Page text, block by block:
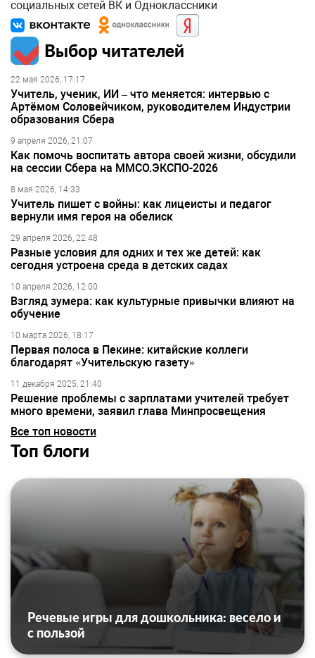
социальных сетей ВК и Одноклассники
Выбор читателей
22 мая 2026, 17:17
Учитель, ученик, ИИ – что меняется: интервью с
Артёмом Соловейчиком, руководителем Индустрии
образования Сбера
9 апреля 2026, 21:07
Как помочь воспитать автора своей жизни, обсудили
на сессии Сбера на ММСО.ЭКСПО-2026
8 мая 2026, 14:33
Учитель пишет с войны: как лицеисты и педагог
вернули имя героя на обелиск
29 апреля 2026, 22:48
Разные условия для одних и тех же детей: как
сегодня устроена среда в детских садах
10 апреля 2026, 12:00
Взгляд зумера: как культурные привычки влияют на
обучение
10 марта 2026, 18:17
Первая полоса в Пекине: китайские коллеги
благодарят «Учительскую газету»
11 декабря 2025, 21:40
Решение проблемы с зарплатами учителей требует
много времени, заявил глава Минпросвещения
Все топ новости
Топ блоги
Речевые игры для дошкольника: весело и
с пользой